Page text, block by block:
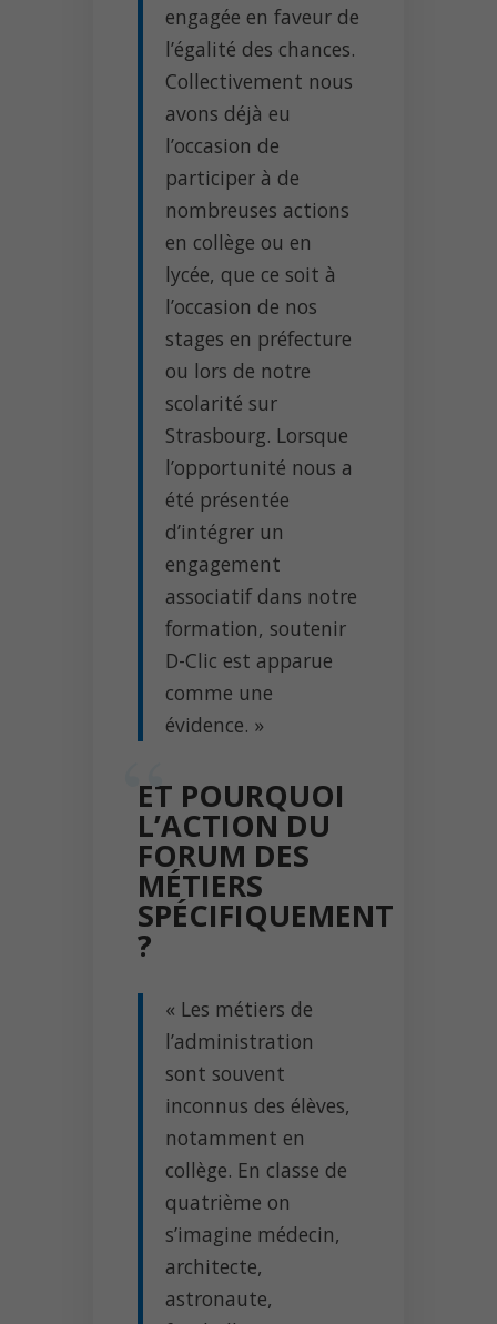
engagée en faveur de
l’égalité des chances.
Collectivement nous
avons déjà eu
l’occasion de
participer à de
nombreuses actions
en collège ou en
lycée, que ce soit à
l’occasion de nos
stages en préfecture
ou lors de notre
scolarité sur
Strasbourg. Lorsque
l’opportunité nous a
été présentée
d’intégrer un
engagement
associatif dans notre
formation, soutenir
D-Clic est apparue
comme une
évidence. »
ET POURQUOI
L’ACTION DU
FORUM DES
MÉTIERS
SPÉCIFIQUEMENT
?
« Les métiers de
l’administration
sont souvent
inconnus des élèves,
notamment en
collège. En classe de
quatrième on
s’imagine médecin,
architecte,
astronaute,